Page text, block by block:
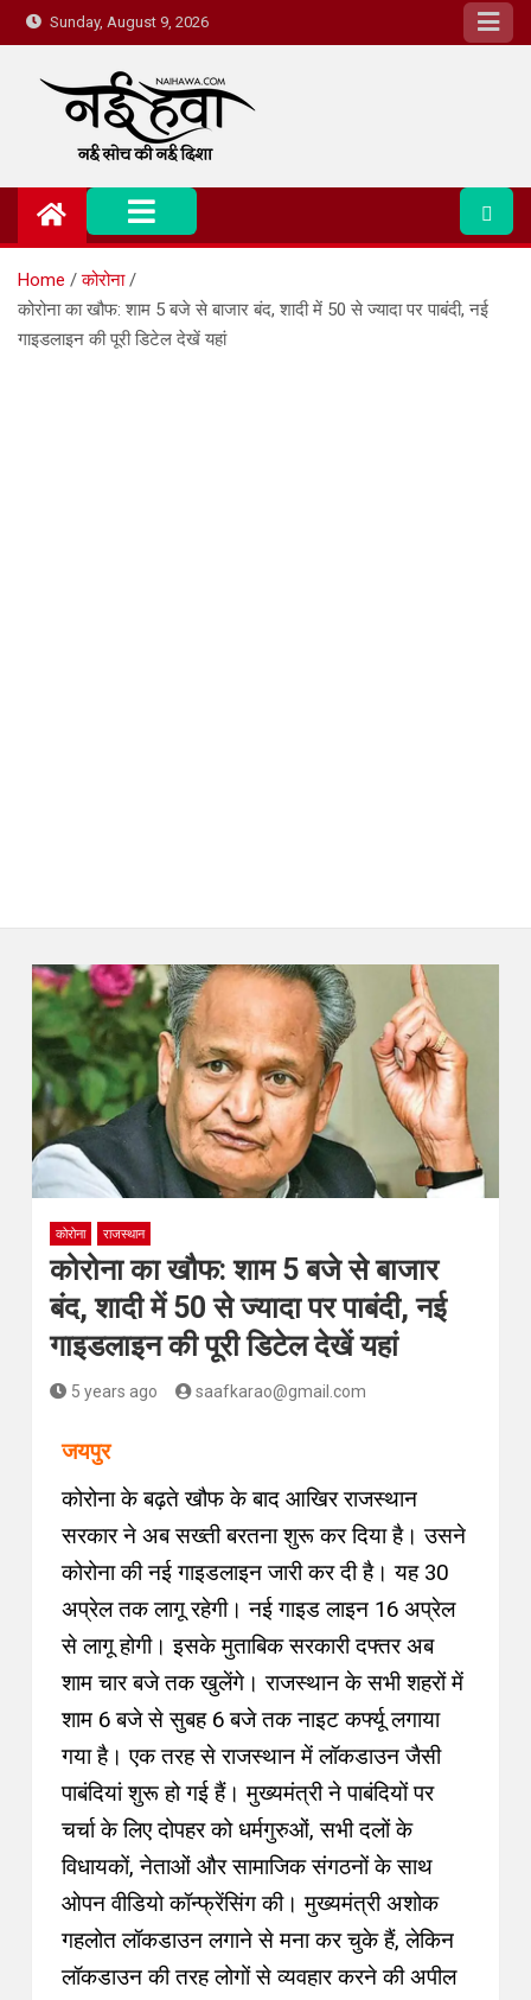
Sunday, August 9, 2026
Nai Hawa
Home
कोरोना
कोरोना का खौफ: शाम 5 बजे से बाजार बंद, शादी में 50 से ज्यादा पर पाबंदी, नई
गाइडलाइन की पूरी डिटेल देखें यहां
कोरोना राजस्थान
कोरोना का खौफ: शाम 5 बजे से बाजार
बंद, शादी में 50 से ज्यादा पर पाबंदी, नई
गाइडलाइन की पूरी डिटेल देखें यहां
5 years ago saafkarao@gmail.com
जयपुर
कोरोना के बढ़ते खौफ के बाद आखिर राजस्थान
सरकार ने अब सख्ती बरतना शुरू कर दिया है। उसने
कोरोना की नई गाइडलाइन जारी कर दी है। यह 30
अप्रेल तक लागू रहेगी। नई गाइड लाइन 16 अप्रेल
से लागू होगी। इसके मुताबिक सरकारी दफ्तर अब
शाम चार बजे तक खुलेंगे। राजस्थान के सभी शहरों में
शाम 6 बजे से सुबह 6 बजे तक नाइट कर्फ्यू लगाया
गया है। एक तरह से राजस्थान में लॉकडाउन जैसी
पाबंदियां शुरू हो गई हैं। मुख्यमंत्री ने पाबंदियों पर
चर्चा के लिए दोपहर को धर्मगुरुओं, सभी दलों के
विधायकों, नेताओं और सामाजिक संगठनों के साथ
ओपन वीडियो कॉन्फ्रेंसिंग की। मुख्यमंत्री अशोक
गहलोत लॉकडाउन लगाने से मना कर चुके हैं, लेकिन
लॉकडाउन की तरह लोगों से व्यवहार करने की अपील